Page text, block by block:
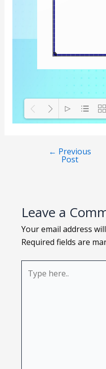
← Previous
Post
Leave a
Your email address
Required fields are
here..